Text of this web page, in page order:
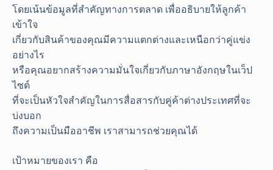
โดยเน้นข้อมูลที่สำคัญทางการตลาด เพื่ออธิบายให้ลูกค้า
เข้าใจ
เกี่ยวกับสินค้าของคุณมีความแตกต่างและเหนือกว่าคู่แข่ง
อย่างไร
หรือคุณอยากสร้างความมั่นใจเกี่ยวกับภาษาอังกฤษในเว็ป
ไซต์
ที่จะเป็นหัวใจสำคัญในการสื่อสารกับคู่ค้าต่างประเทศที่จะ
บ่งบอก
ถึงความเป็นมืออาชีพ เราสามารถช่วยคุณได้
เป้าหมายของเรา คือ